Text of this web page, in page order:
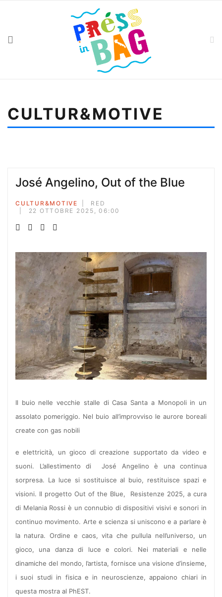
CULTUR&MOTIVE
José Angelino, Out of the Blue
CULTUR&MOTIVE
RED
22 OTTOBRE 2025, 06:00
Il buio nelle vecchie stalle di Casa Santa a Monopoli in un
assolato pomeriggio. Nel buio all’improvviso le aurore boreali
create con gas nobili
e elettricità, un gioco di creazione supportato da video e
suoni. L’allestimento di José Angelino è una continua
sorpresa. La luce si sostituisce al buio, restituisce spazi e
visioni. Il progetto Out of the Blue, Resistenze 2025, a cura
di Melania Rossi è un connubio di dispositivi visivi e sonori in
continuo movimento. Arte e scienza si uniscono e a parlare è
la natura. Ordine e caos, vita che pullula nell’universo, un
gioco, una danza di luce e colori. Nei materiali e nelle
dinamiche del mondo, l’artista, fornisce una visione d’insieme,
i suoi studi in fisica e in neuroscienze, appaiono chiari in
questa mostra al PhEST.